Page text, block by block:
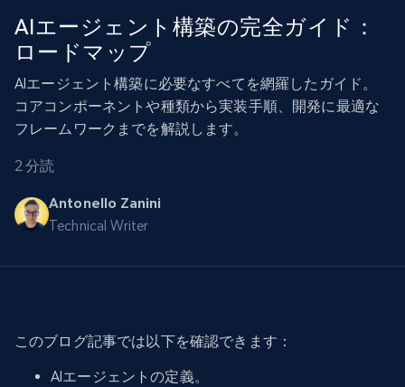
AIエージェント構築の完全ガイド：
ロードマップ
AIエージェント構築に必要なすべてを網羅したガイド。
コアコンポーネントや種類から実装手順、開発に最適な
フレームワークまでを解説します。
2 分読
Antonello Zanini
Technical Writer
このブログ記事では以下を確認できます：
AIエージェントの定義。